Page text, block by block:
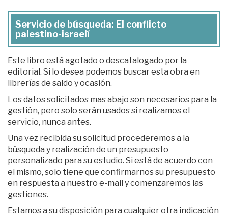
Servicio de búsqueda: El conflicto
palestino-israelí
Este libro está agotado o descatalogado por la
editorial. Si lo desea podemos buscar esta obra en
librerías de saldo y ocasión.
Los datos solicitados mas abajo son necesarios para la
gestión, pero solo serán usados si realizamos el
servicio, nunca antes.
Una vez recibida su solicitud procederemos a la
búsqueda y realización de un presupuesto
personalizado para su estudio. Si está de acuerdo con
el mismo, solo tiene que confirmarnos su presupuesto
en respuesta a nuestro e-mail y comenzaremos las
gestiones.
Estamos a su disposición para cualquier otra indicación